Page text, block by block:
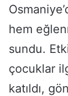
hem
sundu.
çocuklar
katıldı,